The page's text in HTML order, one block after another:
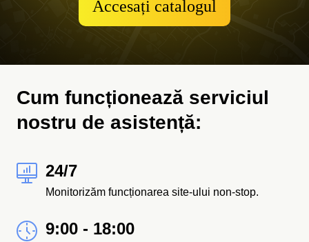
Accesați catalogul
Cum funcționează serviciul
nostru de asistență:
24/7
Monitorizăm funcționarea site-ului non-stop.
9:00 - 18:00